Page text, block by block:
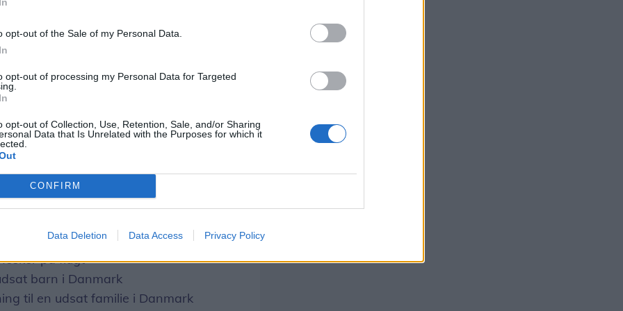
opt-out of the Sale of my Personal Data.
opt-out of processing my Personal Data for Targeted
opt-out of Collection, Use, Retention, Sale, and/or Sharing
Data that Is Unrelated with the Purposes for which it
CONFIRM
Data Deletion Data Access Privacy Policy
sig
med til at gøre en forskel den 5.
hos Røde Kors i Sæby, Inger
Madsen tlf. 3165 2274 eller tilmeld
indsamling
kroner ind. For de 1.200 kroner du
hjælp til én af nedenstående
katastroferamte familier
børn i en måned
på flugt.
på flugt
barn i Danmark
til en udsat familie i Danmark